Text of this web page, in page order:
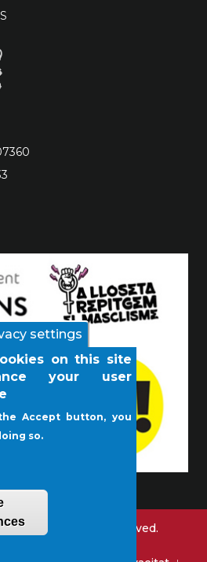
All rights reserved.
settings
on this site
your user
Accept button, you
so.